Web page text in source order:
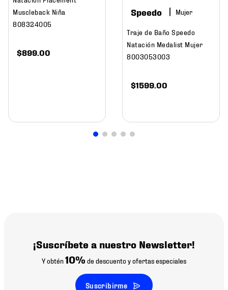
Muscleback Niña
808324005
$899 00
Speedo Mujer
Traje de Baño Speedo
Natación Medalist Mujer
8003053003
$1599 00
¡Suscríbete a nuestro Newsletter!
Y obtén10% de descuento y ofertas especiales
Suscribirme